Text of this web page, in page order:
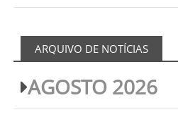
ARQUIVO DE NOTÍCIAS
AGOSTO 2026